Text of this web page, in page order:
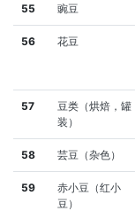
55 豌豆
56 花豆
57
豆类（烘焙，罐
装）
58 芸豆（杂色）
59
赤小豆（红小
豆）